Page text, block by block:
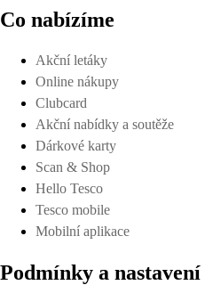
Co nabízíme
Akční letáky
Online nákupy
Clubcard
Akční nabídky a soutěže
Dárkové karty
Scan & Shop
Hello Tesco
Tesco mobile
Mobilní aplikace
Podmínky a nastavení